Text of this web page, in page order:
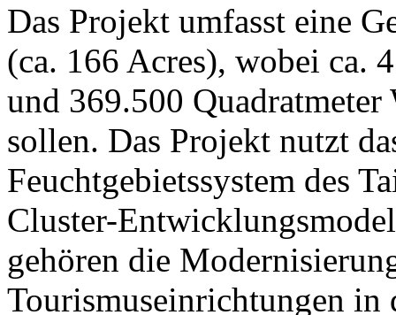
Das Projekt umfasst eine
(ca. 166 Acres), wobei ca.
und 369.500 Quadratmeter
sollen. Das Projekt nutzt
Feuchtgebietssystem des
Cluster-
gehören die
Tourismuseinrichtungen